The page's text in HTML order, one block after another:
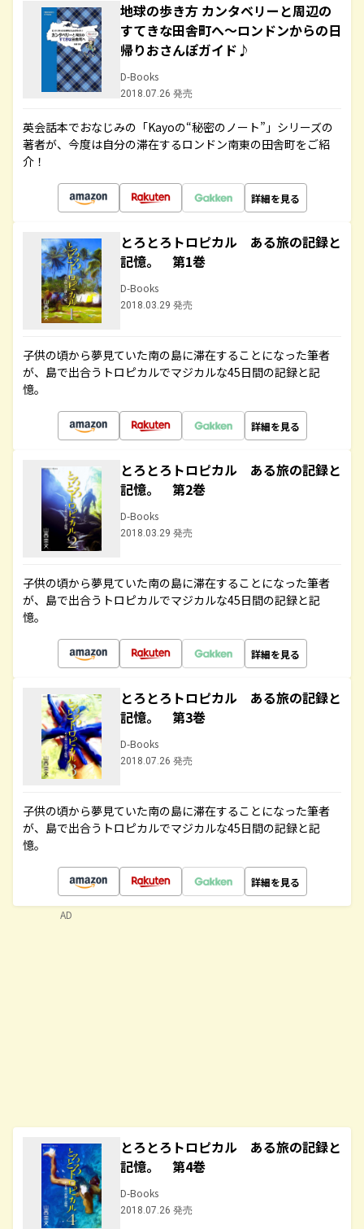
地球の歩き方 カンタベリーと周辺の
すてきな田舎町へ～ロンドンからの日
帰りおさんぽガイド♪
D-Books
2018.07.26 発売
英会話本でおなじみの「Kayoの“秘密のノート”」シリーズの
著者が、今度は自分の滞在するロンドン南東の田舎町をご紹
介！
詳細を見る
とろとろトロピカル ある旅の記録と
記憶。 第1巻
D-Books
2018.03.29 発売
子供の頃から夢見ていた南の島に滞在することになった筆者
が、島で出合うトロピカルでマジカルな45日間の記録と記
憶。
詳細を見る
とろとろトロピカル ある旅の記録と
記憶。 第2巻
D-Books
2018.03.29 発売
子供の頃から夢見ていた南の島に滞在することになった筆者
が、島で出合うトロピカルでマジカルな45日間の記録と記
憶。
詳細を見る
とろとろトロピカル ある旅の記録と
記憶。 第3巻
D-Books
2018.07.26 発売
子供の頃から夢見ていた南の島に滞在することになった筆者
が、島で出合うトロピカルでマジカルな45日間の記録と記
憶。
詳細を見る
とろとろトロピカル ある旅の記録と
記憶。 第4巻
D-Books
2018.07.26 発売
AD